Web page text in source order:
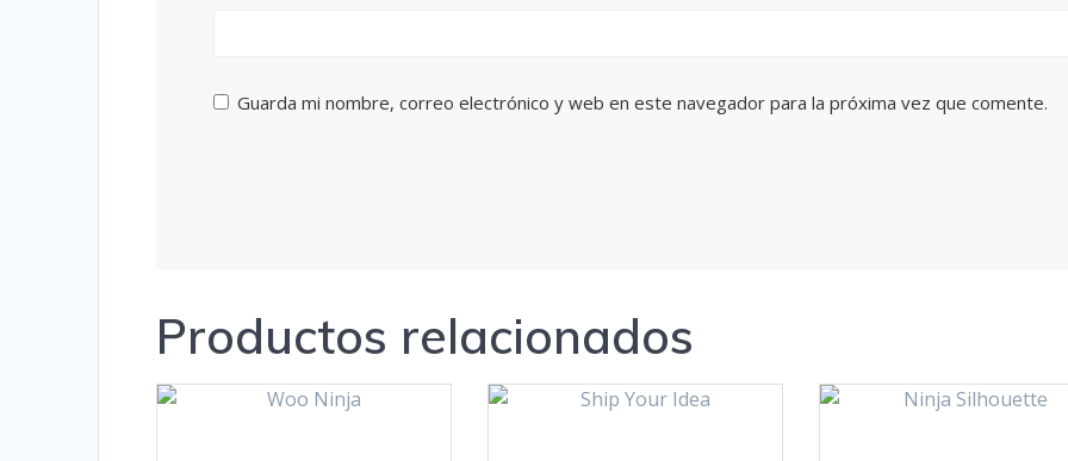
Guarda mi nombre, correo electrónico y web en este navegador para la próxima vez que comente.
Productos relacionados